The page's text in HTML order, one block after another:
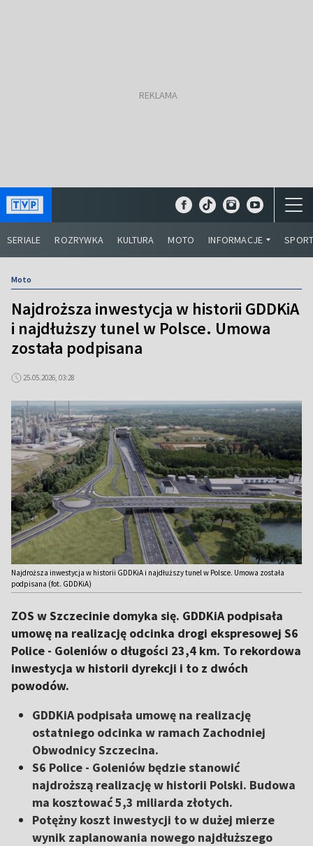
SERIALE ROZRYWKA KULTURA MOTO INFORMACJE
Moto
Najdroższa inwestycja w historii GDDKiA
i najdłuższy tunel w Polsce. Umowa
została podpisana
25.05.2026, 03:28
Najdroższa inwestycja w historii GDDKiA i najdłuższy tunel w Polsce. Umowa została
podpisana (fot. GDDKiA)
ZOS w Szczecinie domyka się. GDDKiA podpisała
umowę na realizację odcinka drogi ekspresowej S6
Police - Goleniów o długości 23,4 km. To rekordowa
inwestycja w historii dyrekcji i to z dwóch
powodów.
GDDKiA podpisała umowę na realizację
ostatniego odcinka w ramach Zachodniej
Obwodnicy Szczecina.
S6 Police - Goleniów będzie stanowić
najdroższą realizację w historii Polski. Budowa
ma kosztować 5,3 miliarda złotych.
Potężny koszt inwestycji to w dużej mierze
wynik zaplanowania nowego najdłuższego